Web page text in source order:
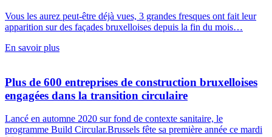
Vous les aurez peut-être déjà vues, 3 grandes fresques ont fait leur
apparition sur des façades bruxelloises depuis la fin du mois…
En savoir plus
Plus de 600 entreprises de construction bruxelloises
engagées dans la transition circulaire
Lancé en automne 2020 sur fond de contexte sanitaire, le
programme Build Circular.Brussels fête sa première année ce mardi